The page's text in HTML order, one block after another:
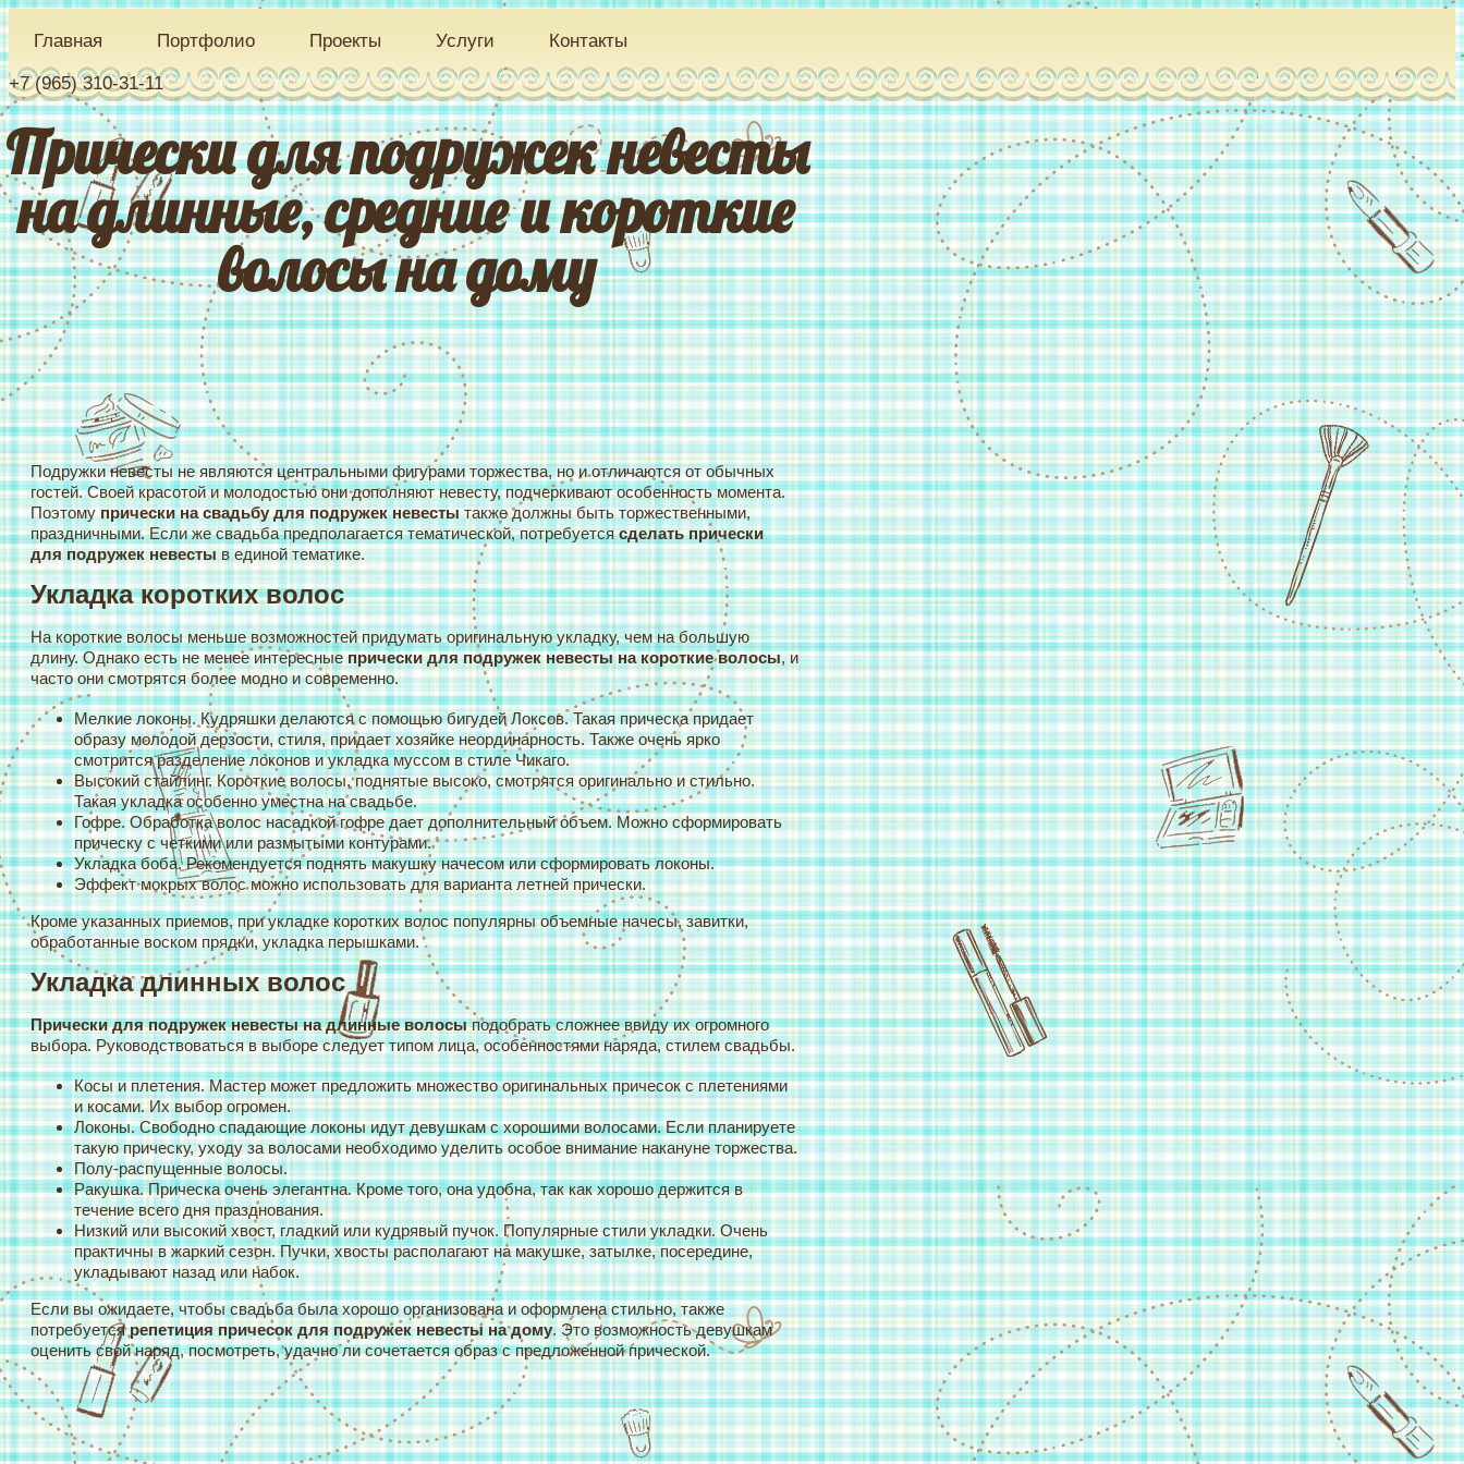
Главная Портфолио Проекты Услуги Контакты
+7 (965) 310-31-11
Прически для подружек невесты
на длинные, средние и короткие
волосы на дому
Подружки невесты не являются центральными фигурами торжества, но и отличаются от обычных
гостей. Своей красотой и молодостью они дополняют невесту, подчеркивают особенность момента.
Поэтомупрически на свадьбу для подружек невестытакже должны быть торжественными,
праздничными. Если же свадьба предполагается тематической, потребуетсясделать прически
для подружек невестыв единой тематике.
Укладка коротких волос
На короткие волосы меньше возможностей придумать оригинальную укладку, чем на большую
длину. Однако есть не менее интересныепрически для подружек невесты на короткие волосы, и
часто они смотрятся более модно и современно.
Мелкие локоны. Кудряшки делаются с помощью бигудей Локсов. Такая прическа придает
образу молодой дерзости, стиля, придает хозяйке неординарность. Также очень ярко
смотрится разделение локонов и укладка муссом в стиле Чикаго.
Высокий стайлинг. Короткие волосы, поднятые высоко, смотрятся оригинально и стильно.
Такая укладка особенно уместна на свадьбе.
Гофре. Обработка волос насадкой гофре дает дополнительный объем. Можно сформировать
прическу с четкими или размытыми контурами.
Укладка боба. Рекомендуется поднять макушку начесом или сформировать локоны.
Эффект мокрых волос можно использовать для варианта летней прически.
Кроме указанных приемов, при укладке коротких волос популярны объемные начесы, завитки,
обработанные воском прядки, укладка перышками.
Укладка длинных волос
Прически для подружек невесты на длинные волосыподобрать сложнее ввиду их огромного
выбора. Руководствоваться в выборе следует типом лица, особенностями наряда, стилем свадьбы.
Косы и плетения. Мастер может предложить множество оригинальных причесок с плетениями
и косами. Их выбор огромен.
Локоны. Свободно спадающие локоны идут девушкам с хорошими волосами. Если планируете
такую прическу, уходу за волосами необходимо уделить особое внимание накануне торжества.
Полу-распущенные волосы.
Ракушка. Прическа очень элегантна. Кроме того, она удобна, так как хорошо держится в
течение всего дня празднования.
Низкий или высокий хвост, гладкий или кудрявый пучок. Популярные стили укладки. Очень
практичны в жаркий сезон. Пучки, хвосты располагают на макушке, затылке, посередине,
укладывают назад или набок.
Если вы ожидаете, чтобы свадьба была хорошо организована и оформлена стильно, также
потребуетсярепетиция причесок для подружек невесты на дому. Это возможность девушкам
оценить свой наряд, посмотреть, удачно ли сочетается образ с предложенной прической.